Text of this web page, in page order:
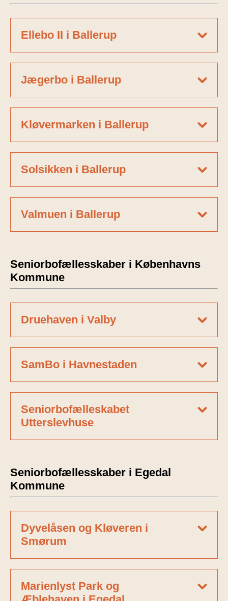
Ellebo II i Ballerup
Jægerbo i Ballerup
Kløvermarken i Ballerup
Solsikken i Ballerup
Valmuen i Ballerup
Seniorbofællesskaber i Københavns
Kommune
Druehaven i Valby
SamBo i Havnestaden
Seniorbofælleskabet
Utterslevhuse
Seniorbofællesskaber i Egedal
Kommune
Dyvelåsen og Kløveren i
Smørum
Marienlyst Park og